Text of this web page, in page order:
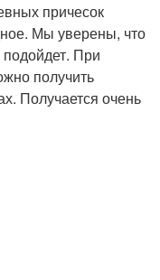
причесок
Мы уверены, что
При
получить
Получается очень